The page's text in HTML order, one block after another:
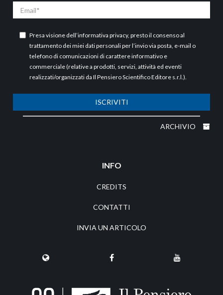
Presa visione dell’informativa privacy, presto il consenso al
trattamento dei miei dati personali per l’invio via posta, e-mail o
telefono di comunicazioni di carattere informativo e
commerciale (relative a prodotti, servizi, attività ed eventi
realizzati/organizzati da Il Pensiero Scientifico Editore s.r.l.).
ISCRIVITI
ARCHIVIO
INFO
CREDITS
CONTATTI
INVIA UN ARTICOLO